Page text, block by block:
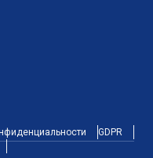
GDPR